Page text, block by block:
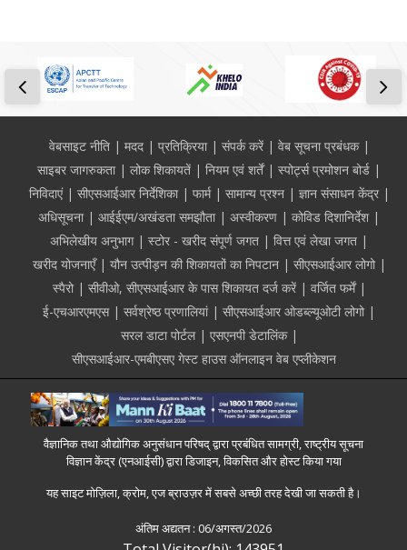
Footerवेबसाइट नीति मदद प्रतिक्रिया संपर्क करें
वेब सूचना प्रबंधक
साइबर जागरुकता
लोक शिकायतें नियम एवं शर्तें
स्पोर्ट्स प्रमोशन बोर्ड
निविदाएं
सीएसआईआर निर्देशिका फार्म सामान्य प्रश्न
ज्ञान संसाधन केंद्र
अधिसूचना
आईईएम/अखंडता समझौता अस्वीकरण
कोविड दिशानिर्देश
अभिलेखीय अनुभाग
स्टोर - खरीद संपूर्ण जगत
वित्त एवं लेखा जगत
खरीद योजनाएँ
यौन उत्पीड़न की शिकायतों का निपटान
सीएसआईआर लोगो
स्पैरो
सीवीओ, सीएसआईआर के पास शिकायत दर्ज करें
वर्जित फर्में
ई-एचआरएमएस
सर्वश्रेष्ठ प्रणालियां
सीएसआईआर ओडब्ल्यूओटी लोगो
सरल डाटा पोर्टल
एसएनपी डेटालिंक
सीएसआईआर-एमबीएसए गेस्ट हाउस ऑनलाइन वेब एप्लीकेशन
वैज्ञानिक तथा औद्योगिक अनुसंधान परिषद् द्वारा प्रबंधित सामग्री, राष्ट्रीय सूचना
विज्ञान केंद्र (एनआईसी) द्वारा डिजाइन, विकसित और होस्ट किया गया
यह साइट मोज़िला, क्रोम, एज ब्राउज़र में सबसे अच्छी तरह देखी जा सकती है।
अंतिम अद्यतन : 06/अगस्त/2026